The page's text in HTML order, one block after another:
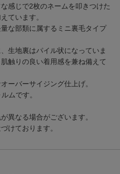
感じで2枚のネームを叩きつけた
ています。
な部類に属するミニ裏毛タイプ
生地裏はパイル状になっていま
触りの良い着用感を兼ね備えて
ーバーサイジング仕上げ。
ムです。
異なる場合がございます。
けております。